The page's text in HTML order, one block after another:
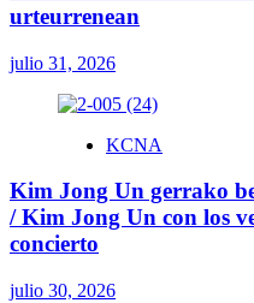
urteurrenean
julio 31, 2026
KCNA
Kim Jong Un gerrako
/ Kim Jong Un con los
concierto
julio 30, 2026